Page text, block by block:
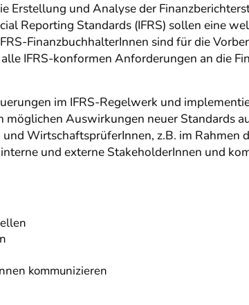
Erstellung und Analyse der
Reporting Standards (IFRS) sollen eine
FinanzbuchhalterInnen sind für die
IFRS-konformen Anforderungen an die
im IFRS-Regelwerk und
möglichen Auswirkungen neuer Standards
WirtschaftsprüferInnen, z.B. im Rahmen
und externe StakeholderInnen und
kommunizieren